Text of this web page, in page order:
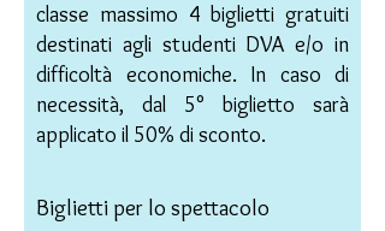
classe massimo 4 biglietti gratuiti
destinati agli studenti DVA e/o in
difficoltà economiche. In caso di
necessità, dal 5° biglietto sarà
applicato il 50% di sconto.
Biglietti per lo spettacolo